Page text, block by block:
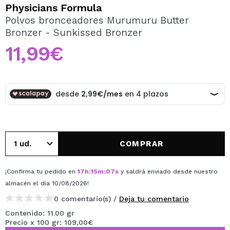
Al crear una cuenta en Maquillalia.com podrás realizar
tus compras rápidamente, revisar el estado de tus
Physicians Formula
Polvos bronceadores Murumuru Butter
Bronzer - Sunkissed Bronzer
11,99€
COMPRAR
¡Confirma tu pedido en 17h:15m:07s y saldrá enviado desde nuestro
almacén el día 10/08/2026!
0 comentario(s) / Deja tu comentario
Contenido: 11.00 gr
Precio x 100 gr: 109,00€